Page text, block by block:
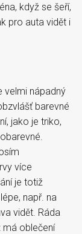
když se šeří,
pro auta vidět i
velmi nápadný
barevné
jako je triko,
více
je totiž
např. na
vidět. Ráda
má oblečení